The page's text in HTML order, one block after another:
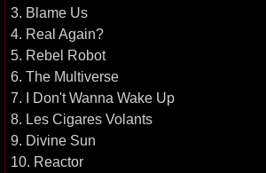
3. Blame Us
4. Real Again?
5. Rebel Robot
6. The Multiverse
7. I Don't Wanna Wake Up
8. Les Cigares Volants
9. Divine Sun
10. Reactor